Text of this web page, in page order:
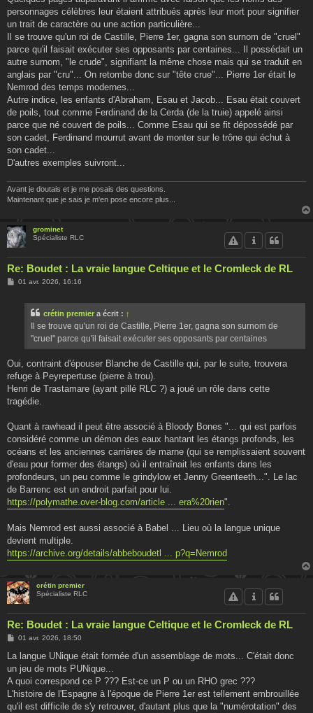
personnages célèbres leur étaient attribués après leur mort pour signifier
un trait de caractère ou une action particulière...
Il se trouve qu'un roi de Castille, Pierre 1er, gagna son surnom de "cruel"
parce qu'il faisait exécuter ses opposants par centaines... Il possédait un
autre surnom, "le crude", signifiant la même chose mais qui se traduit en
anglais par "cru"... On retombe donc sur "tête crue"... Pierre 1er était le
Nemrod des temps modernes...
Autre indice, les enfants d'Abraham, Esau et Jacob... Esau était couvert
de poils, tout comme Ferdinand de la Cerda (de la truie) appelé ainsi
parce que né couvert de poils... Comme Esau qui se fit dépossédé par
son cadet, Ferdinand mourrut avant de monter sur le trône qui échut à
son cadet...
D'autres exemples suivront...
Avant je doutais et je me posais des questions.
Maintenant que je sais je m'en pose encore plus...
grominet
Spécialiste RLC
Re: Boudet : La vraie langue Celtique et le Cromleck de RL
M01 avr. 2026, 16:16
crétin premier a écrit : ↑
Il se trouve qu'un roi de Castille, Pierre 1er, gagna son surnom de
"cruel" parce qu'il faisait exécuter ses opposants par centaines
Oui, contraint d'épouser Blanche de Castille qui, par le suite, trouvera
refuge à Peyrepertuse (pierre à trou).
Henri de Trastamare (ayant pillé RLC ?) a joué un rôle dans cette
tragédie.
Quant à rawhead il peut être associé à Bloody Bones "... qui est parfois
considéré comme un démon des eaux hantant les étangs profonds, les
océans et les anciennes carrières de marne (qui se remplissaient souvent
d'eau pour former des étangs) où il entraînait les enfants dans les
profondeurs, un peu comme le grindylow et Jenny Greenteeth...". Le lac
de Barrenc est un endroit parfait pour lui.
https://polymathe.over-blog.com/article ... era%20rien".
Mais Nemrod est aussi associé à Babel ... Lieu où la langue unique
devient multiple.
https://archive.org/details/abbeboudetl ... p?q=Nemrod
crétin premier
Spécialiste RLC
Re: Boudet : La vraie langue Celtique et le Cromleck de RL
M
s
a
g
e
01 avr. 2026, 18:50
La langue UNique était formée d'un assemblage de mots... C'était donc
un jeu de mots PUNique...
A quoi correspond ce P ??? Est-ce un P ou un RHO grec ???
L'histoire de l'Espagne à l'époque de Pierre 1er est tellement embrouillée
qu'il est difficile de s'y retrouver, d'autant plus que la "numérotation" des